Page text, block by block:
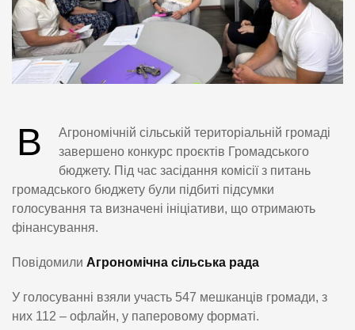
В
Агрономічній сільській територіальній громаді
завершено конкурс проєктів Громадського
бюджету. Під час засідання комісії з питань
громадського бюджету були підбиті підсумки
голосування та визначені ініціативи, що отримають
фінансування.
Повідомили Агрономічна сільська рада
У голосуванні взяли участь 547 мешканців громади, з
них 112 – офлайн, у паперовому форматі.